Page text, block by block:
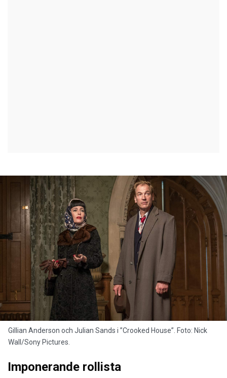
Gillian Anderson och Julian Sands i ”Crooked House”. Foto: Nick
Wall/Sony Pictures.
Imponerande rollista